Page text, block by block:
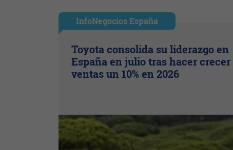
InfoNegocios España
Toyota consolida su liderazgo en
España en julio tras hacer crecer
ventas un 10% en 2026